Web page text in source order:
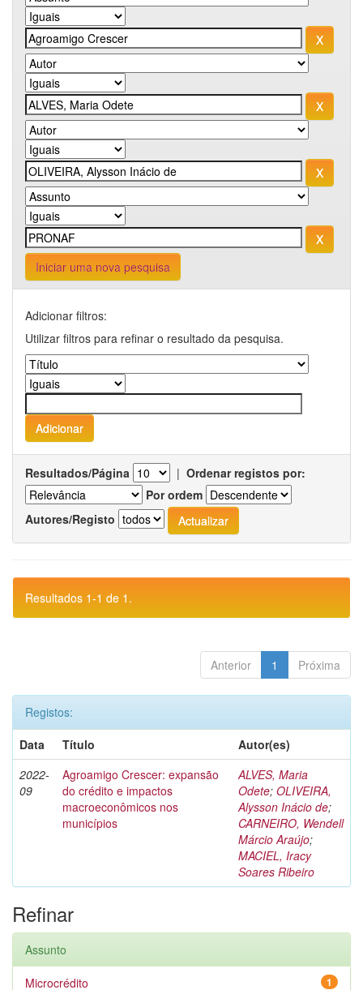
Iniciar uma nova pesquisa
Adicionar filtros:
Utilizar filtros para refinar o resultado da pesquisa.
Resultados/Página | Ordenar registos por:
Por ordem
Autores/Registo
Resultados 1-1 de 1.
Anterior 1 Próxima
Registos:
Data
Título
Autor(es)
2022-
09
Agroamigo Crescer: expansão
do crédito e impactos
macroeconômicos nos
municípios
ALVES, Maria
Odete; OLIVEIRA,
Alysson Inácio de;
CARNEIRO, Wendell
Márcio Araújo;
MACIEL, Iracy
Soares Ribeiro
Refinar
Assunto
1
Microcrédito